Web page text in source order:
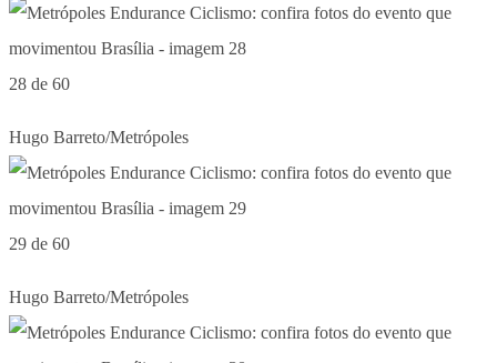
28 de 60
Hugo Barreto/Metrópoles
29 de 60
Hugo Barreto/Metrópoles